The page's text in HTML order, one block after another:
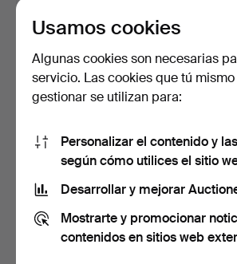
PÉNDULO DE MESA CON
CANDELABRO, 3 partes, …
277 USD
Lote
32 USD
Usamos cookies
Algunas cookies son necesarias
servicio. Las cookies que tú
gestionar se utilizan para:
Personalizar el contenido y
según cómo utilices el sitio
Desarrollar y mejorar
Mostrarte y promocionar
contenidos en sitios web